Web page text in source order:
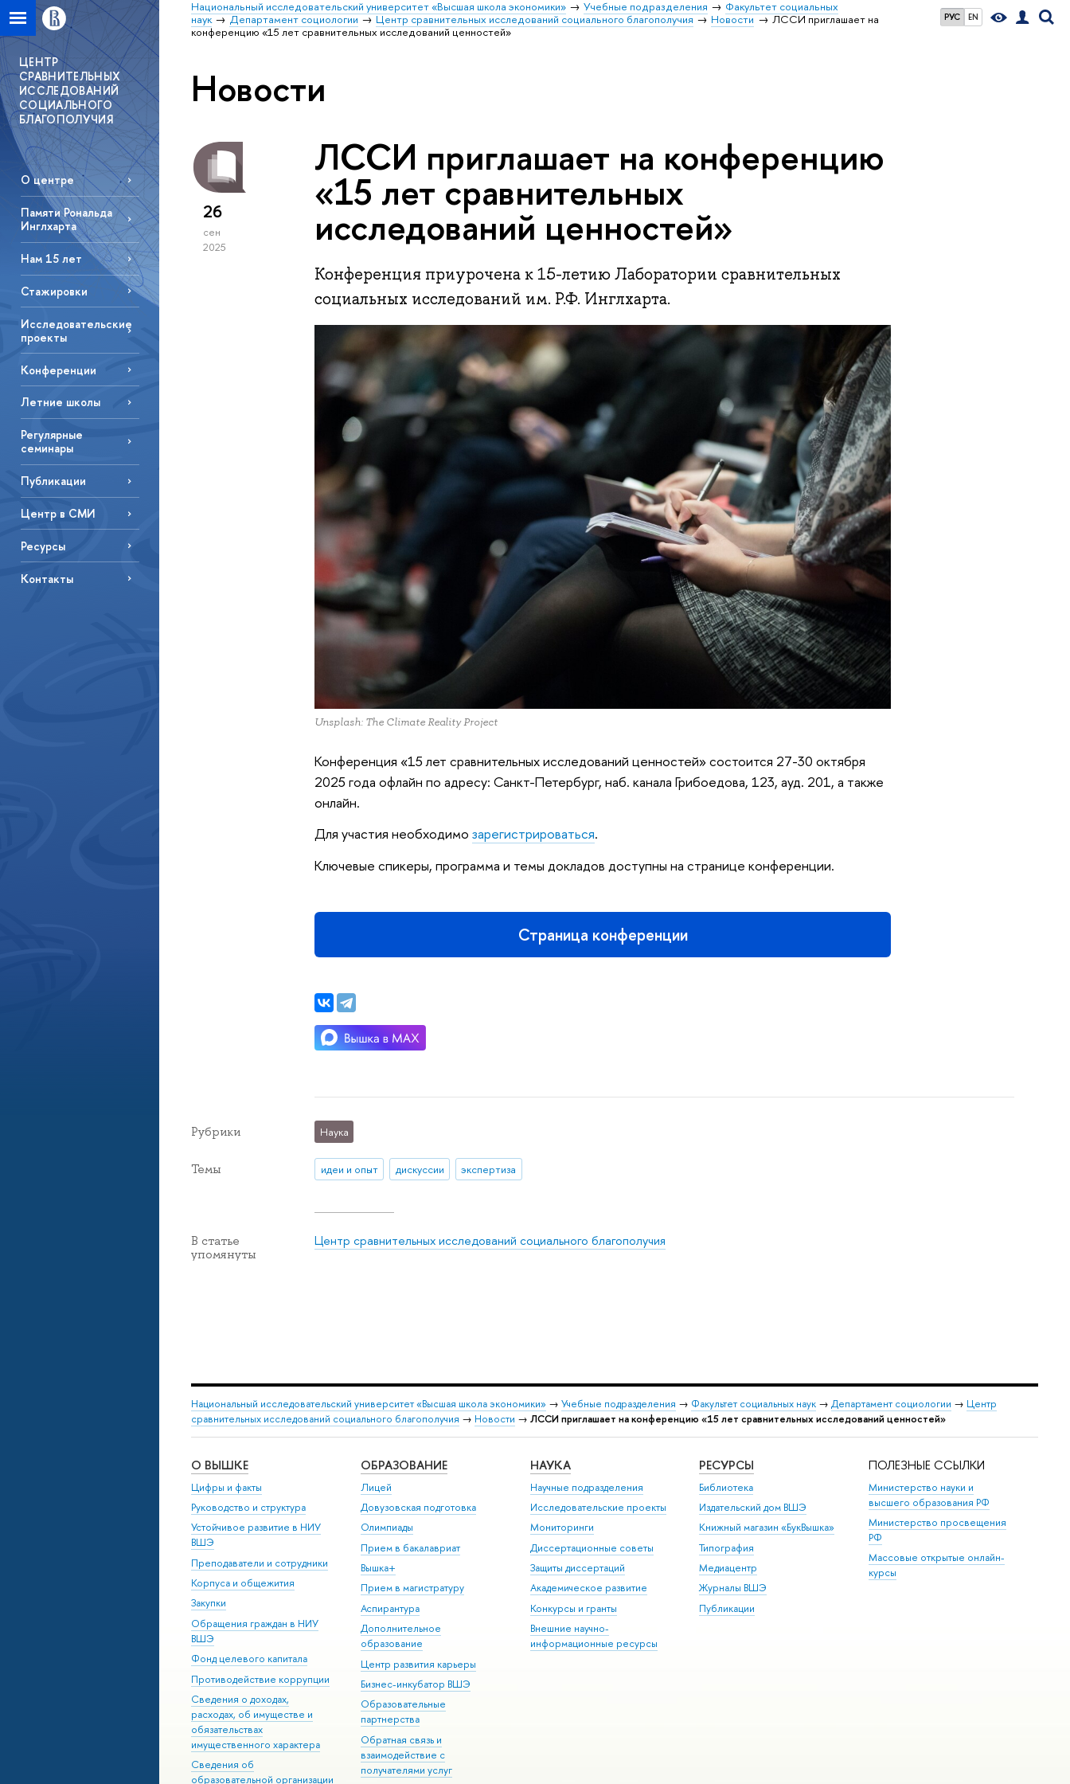
РУС EN
Национальный исследовательский университет «Высшая школа экономики» Учебные подразделения
Факультет социальных
наук
Департамент социологии Центр сравнительных исследований социального благополучия Новости
ЛССИ приглашает на
конференцию «15 лет сравнительных исследований ценностей»
ЦЕНТР
СРАВНИТЕЛЬНЫХ
ИССЛЕДОВАНИЙ
СОЦИАЛЬНОГО
БЛАГОПОЛУЧИЯ
О центре
Памяти Рональда
Инглхарта
Нам 15 лет
Стажировки
Исследовательские
проекты
Конференции
Летние школы
Регулярные
семинары
Публикации
Центр в СМИ
Ресурсы
Контакты
Новости
26
сен
2025
ЛССИ приглашает на конференцию
«15 лет сравнительных
исследований ценностей»
Конференция приурочена к 15-летию Лаборатории сравнительных
социальных исследований им. Р.Ф. Инглхарта.
Unsplash: The Climate Reality Project
Конференция «15 лет сравнительных исследований ценностей» состоится 27-30 октября
2025 года офлайн по адресу: Санкт-Петербург, наб. канала Грибоедова, 123, ауд. 201, а также
онлайн.
Для участия необходимозарегистрироваться.
Ключевые спикеры, программа и темы докладов доступны на странице конференции.
Страница конференции
Рубрики Наука
Темы идеи и опыт дискуссии экспертиза
В статье
упомянуты
Центр сравнительных исследований социального благополучия
Национальный исследовательский университет «Высшая школа экономики» → Учебные подразделения → Факультет социальных наук → Департамент социологии → Центр
сравнительных исследований социального благополучия → Новости → ЛССИ приглашает на конференцию «15 лет сравнительных исследований ценностей»
О ВЫШКЕ
Цифры и факты
Руководство и структура
Устойчивое развитие в НИУ
ВШЭ
Преподаватели и сотрудники
Корпуса и общежития
Закупки
Обращения граждан в НИУ
ВШЭ
Фонд целевого капитала
Противодействие коррупции
Сведения о доходах,
расходах, об имуществе и
обязательствах
имущественного характера
Сведения об
образовательной организации
ОБРАЗОВАНИЕ
Лицей
Довузовская подготовка
Олимпиады
Прием в бакалавриат
Вышка+
Прием в магистратуру
Аспирантура
Дополнительное
образование
Центр развития карьеры
Бизнес-инкубатор ВШЭ
Образовательные
партнерства
Обратная связь и
взаимодействие с
получателями услуг
НАУКА
Научные подразделения
Исследовательские проекты
Мониторинги
Диссертационные советы
Защиты диссертаций
Академическое развитие
Конкурсы и гранты
Внешние научно-
информационные ресурсы
РЕСУРСЫ
Библиотека
Издательский дом ВШЭ
Книжный магазин «БукВышка»
Типография
Медиацентр
Журналы ВШЭ
Публикации
ПОЛЕЗНЫЕ ССЫЛКИ
Министерство науки и
высшего образования РФ
Министерство просвещения
РФ
Массовые открытые онлайн-
курсы